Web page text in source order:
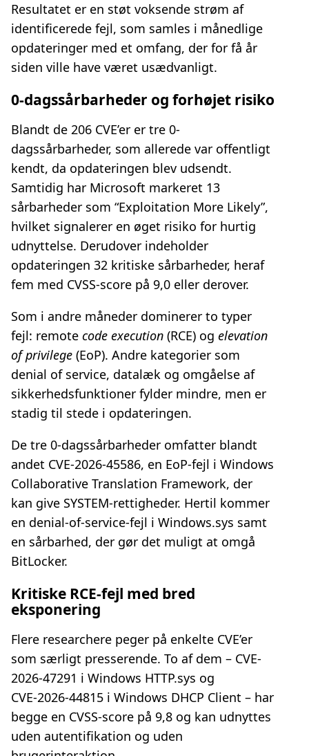
Resultatet er en støt voksende strøm af
identificerede fejl, som samles i månedlige
opdateringer med et omfang, der for få år
siden ville have været usædvanligt.
0-dagssårbarheder og forhøjet risiko
Blandt de 206 CVE’er er tre 0-
dagssårbarheder, som allerede var offentligt
kendt, da opdateringen blev udsendt.
Samtidig har Microsoft markeret 13
sårbarheder som “Exploitation More Likely”,
hvilket signalerer en øget risiko for hurtig
udnyttelse. Derudover indeholder
opdateringen 32 kritiske sårbarheder, heraf
fem med CVSS-score på 9,0 eller derover.
Som i andre måneder dominerer to typer
fejl: remote code execution (RCE) og elevation
of privilege (EoP). Andre kategorier som
denial of service, datalæk og omgåelse af
sikkerhedsfunktioner fylder mindre, men er
stadig til stede i opdateringen.
De tre 0-dagssårbarheder omfatter blandt
andet CVE-2026-45586, en EoP-fejl i Windows
Collaborative Translation Framework, der
kan give SYSTEM-rettigheder. Hertil kommer
en denial-of-service-fejl i Windows.sys samt
en sårbarhed, der gør det muligt at omgå
BitLocker.
Kritiske RCE-fejl med bred
eksponering
Flere researchere peger på enkelte CVE’er
som særligt presserende. To af dem – CVE-
2026-47291 i Windows HTTP.sys og
CVE‑2026‑44815 i Windows DHCP Client – har
begge en CVSS-score på 9,8 og kan udnyttes
uden autentifikation og uden